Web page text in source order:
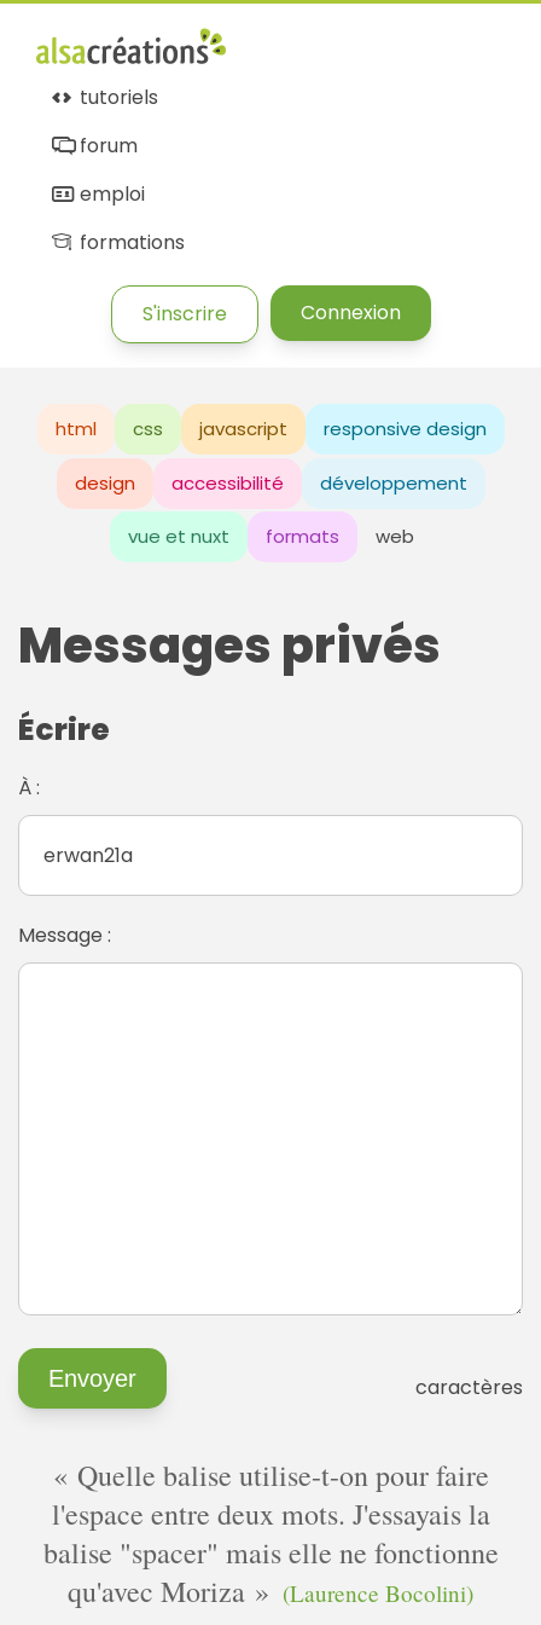
tutoriels
forum
emploi
formations
S'inscrire Connexion
html css javascript responsive design
design accessibilité développement
vue et nuxt formats web
Messages privés
Écrire
À :
Message :
caractères
Quelle balise utilise-t-on pour faire
l'espace entre deux mots. J'essayais la
balise "spacer" mais elle ne fonctionne
qu'avec Moriza
(Laurence Bocolini)